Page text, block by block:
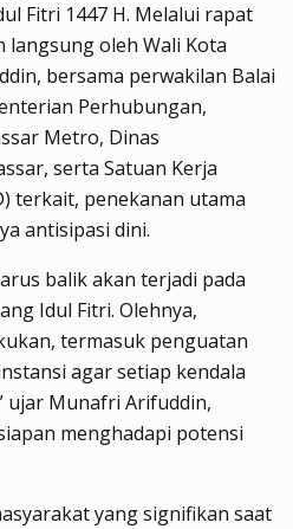
Fitri 1447 H. Melalui rapat
oleh Wali Kota
bersama perwakilan Balai
Perhubungan,
Metro, Dinas
serta Satuan Kerja
terkait, penekanan utama
antisipasi dini.
balik akan terjadi pada
Idul Fitri. Olehnya,
termasuk penguatan
agar setiap kendala
ujar Munafri Arifuddin,
menghadapi potensi
yang signifikan saat